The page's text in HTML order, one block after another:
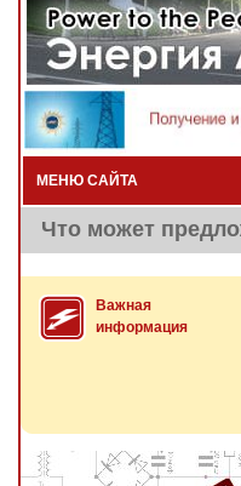
МЕНЮ САЙТА
Что может
Важная
информация